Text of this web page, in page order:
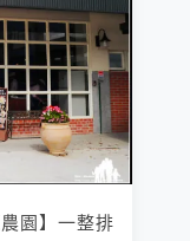
園】一整排